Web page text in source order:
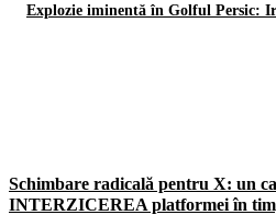
Explozie iminentă în Golful Persic:
Schimbare radicală pentru X: un
INTERZICEREA platformei în